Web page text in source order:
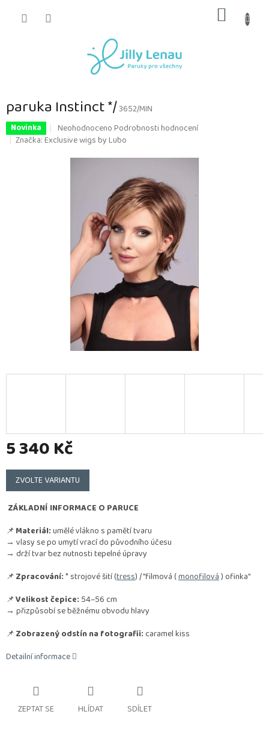
KOŠÍK
paruka Instinct */3652/MIN
Novinka
Průměrné
hodnocení
NeohodnocenoPodrobnosti hodnocení
Značka:Exclusive wigs by Lubo
5 340 Kč
Měrná
cena:
ZVOLTE VARIANTU
ZÁKLADNÍ INFORMACE O PARUCE
📌Materiál:umělé vlákno s pamětí tvaru
→ vlasy se po umytí vrací do původního účesu
→ drží tvar bez nutnosti tepelné úpravy
📌Zpracování:* strojové šití (tress) / "filmová (monofilová) ofinka"
📌Velikost čepice: 54–56 cm
→ přizpůsobí se běžnému obvodu hlavy
📌Zobrazený odstín na fotografii: caramel kiss
Detailní informace
ZEPTAT SE HLÍDAT SDÍLET